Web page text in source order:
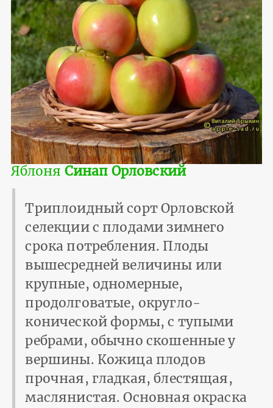
Яблоня Синап Орловский
Триплоидный сорт Орловской
селекции с плодами зимнего
срока потребления. Плоды
вышесредней величины или
крупные, одномерные,
продолговатые, округло-
конической формы, с тупыми
ребрами, обычно скошенные у
вершины. Кожица плодов
прочная, гладкая, блестящая,
маслянистая. Основная окраска